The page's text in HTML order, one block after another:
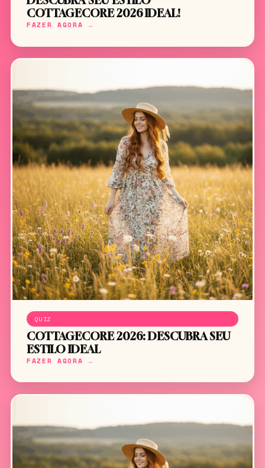
COTTAGECORE 2026 IDEAL!
FAZER AGORA →
QUIZ
COTTAGECORE 2026: DESCUBRA SEU
ESTILO IDEAL
FAZER AGORA →